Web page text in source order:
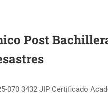
Post
070 3432 JIP Certificado